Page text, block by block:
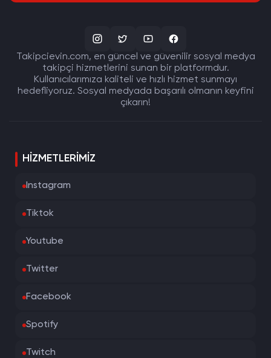
Takipcievin.com, en güncel ve güvenilir sosyal medya
takipçi hizmetlerini sunan bir platformdur.
Kullanıcılarımıza kaliteli ve hızlı hizmet sunmayı
hedefliyoruz. Sosyal medyada başarılı olmanın keyfini
çıkarın!
HIZMETLERIMIZ
Instagram
Tiktok
Youtube
Twitter
Facebook
Spotify
Twitch